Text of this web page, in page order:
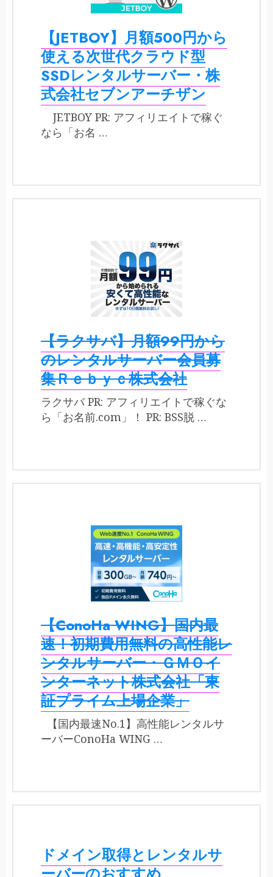
【JETBOY】月額500円から
使える次世代クラウド型
SSDレンタルサーバー・株
式会社セブンアーチザン
JETBOY PR: アフィリエイトで稼ぐ
なら「お名 …
【ラクサバ】月額99円から
のレンタルサーバー会員募
集Ｒｅｂｙｃ株式会社
ラクサバ PR: アフィリエイトで稼ぐな
ら「お名前.com」！ PR: BSS脱 …
【ConoHa WING】国内最
速！初期費用無料の高性能レ
ンタルサーバー・ＧＭＯイ
ンターネット株式会社「東
証プライム上場企業」
【国内最速No.1】高性能レンタルサ
ーバーConoHa WING …
ドメイン取得とレンタルサ